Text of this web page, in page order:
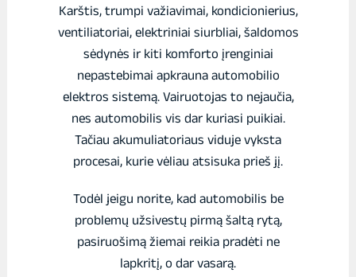
Karštis, trumpi važiavimai, kondicionierius,
ventiliatoriai, elektriniai siurbliai, šaldomos
sėdynės ir kiti komforto įrenginiai
nepastebimai apkrauna automobilio
elektros sistemą. Vairuotojas to nejaučia,
nes automobilis vis dar kuriasi puikiai.
Tačiau akumuliatoriaus viduje vyksta
procesai, kurie vėliau atsisuka prieš jį.
Todėl jeigu norite, kad automobilis be
problemų užsivestų pirmą šaltą rytą,
pasiruošimą žiemai reikia pradėti ne
lapkritį, o dar vasarą.